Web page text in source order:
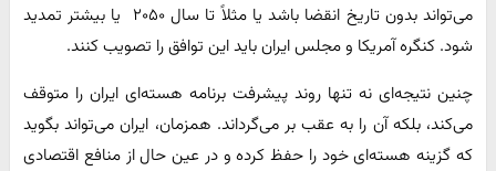
می‌تواند بدون تاریخ انقضا باشد یا مثلاً تا سال ۲۰۵۰ یا بیشتر تمدید
شود. کنگره آمریکا و مجلس ایران باید این توافق را تصویب کنند.
چنین نتیجه‌ای نه تنها روند پیشرفت برنامه هسته‌ای ایران را متوقف
می‌کند، بلکه آن را به عقب بر می‌گرداند. همزمان، ایران می‌تواند بگوید
که گزینه هسته‌ای خود را حفظ کرده و در عین حال از منافع اقتصادی